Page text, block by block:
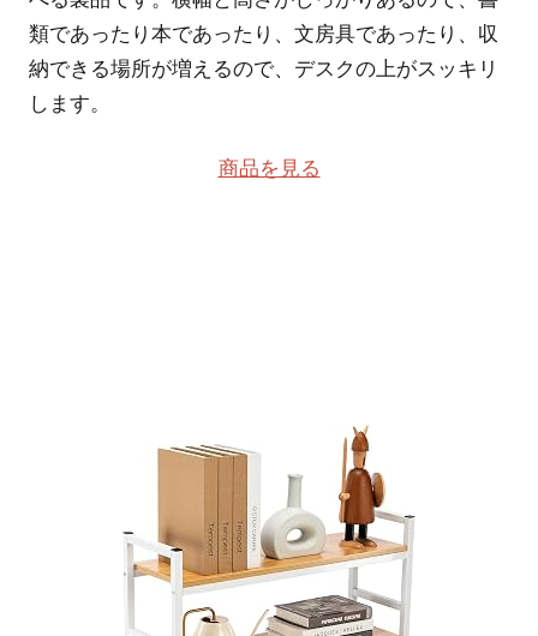
類であったり本であったり、文房具であったり、収
納できる場所が増えるので、デスクの上がスッキリ
します。
商品を見る